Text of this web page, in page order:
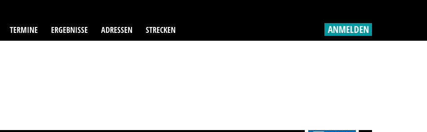
TERMINE ERGEBNISSE ADRESSEN STRECKEN ANMELDEN